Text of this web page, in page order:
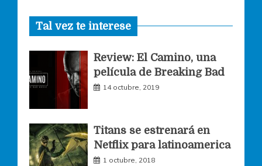
c
e
b
o
o
s
t
a
g
i
t
t
r
Tal vez te interese
Review: El Camino, una
película de Breaking Bad
14 octubre, 2019
Titans se estrenará en
Netflix para latinoamerica
1 octubre, 2018